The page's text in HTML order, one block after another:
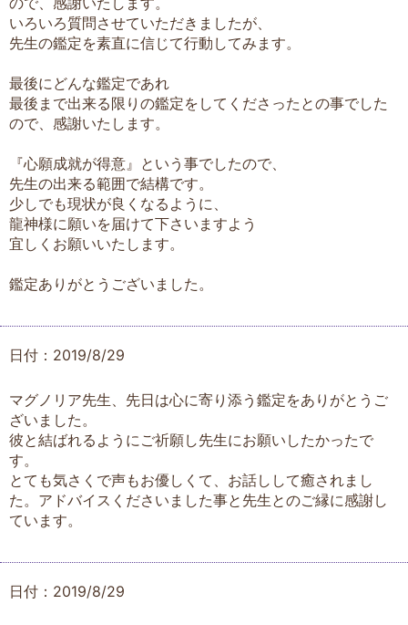
いろいろ質問させていただきましたが、
先生の鑑定を素直に信じて行動してみます。
最後にどんな鑑定であれ
最後まで出来る限りの鑑定をしてくださったとの事でした
ので、感謝いたします。
『心願成就が得意』という事でしたので、
先生の出来る範囲で結構です。
少しでも現状が良くなるように、
龍神様に願いを届けて下さいますよう
宜しくお願いいたします。
鑑定ありがとうございました。
日付：2019/8/29
マグノリア先生、先日は心に寄り添う鑑定をありがとうご
ざいました。
彼と結ばれるようにご祈願し先生にお願いしたかったで
す。
とても気さくで声もお優しくて、お話しして癒されまし
た。アドバイスくださいました事と先生とのご縁に感謝し
ています。
日付：2019/8/29